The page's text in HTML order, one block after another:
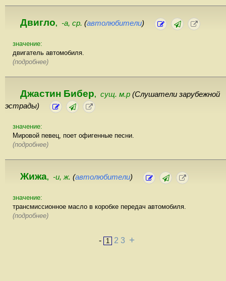
Двигло, -а, ср. (автолюбители)
значение:
двигатель автомобиля.
(подробнее)
Джастин Бибер, сущ. м.р (Слушатели зарубежной
эстрады)
значение:
Мировой певец, поет офигенные песни.
(подробнее)
Жижа, -и, ж. (автолюбители)
значение:
трансмиссионное масло в коробке передач автомобиля.
(подробнее)
- 1 2 3 +